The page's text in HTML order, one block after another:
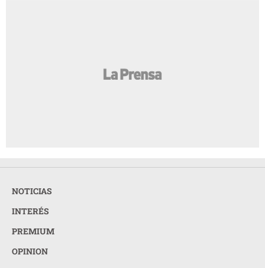
NOTICIAS
INTERÉS
PREMIUM
OPINION